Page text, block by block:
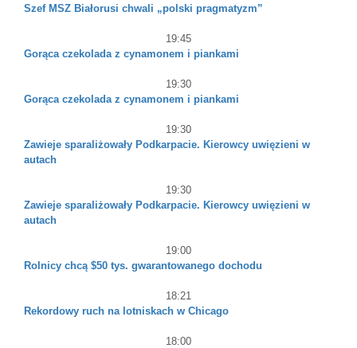
Szef MSZ Białorusi chwali „polski pragmatyzm”
19:45
Gorąca czekolada z cynamonem i piankami
19:30
Gorąca czekolada z cynamonem i piankami
19:30
Zawieje sparaliżowały Podkarpacie. Kierowcy uwięzieni w
autach
19:30
Zawieje sparaliżowały Podkarpacie. Kierowcy uwięzieni w
autach
19:00
Rolnicy chcą $50 tys. gwarantowanego dochodu
18:21
Rekordowy ruch na lotniskach w Chicago
18:00